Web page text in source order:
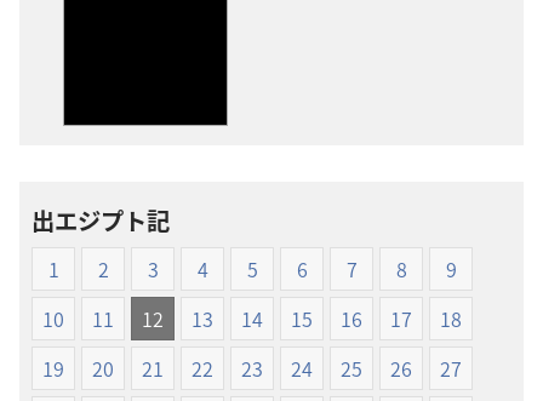
オ
プ
ショ
ン
オ
プ
ショ
ン
出エジプト記
1 2 3 4 5 6 7 8
9
10
11 12 13 14 15 16 17
18
19
20 21 22 23 24 25 26
27